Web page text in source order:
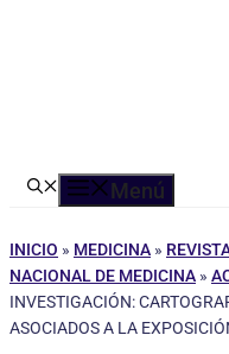
Menú
INICIO » MEDICINA »
NACIONAL DE MEDICINA »
INVESTIGACIÓN:
ASOCIADOS A LA